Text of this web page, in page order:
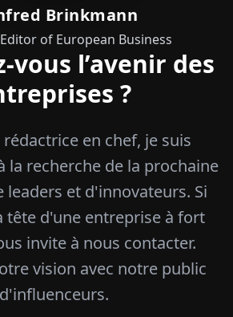
Brinkmann
of European Business
vous l’avenir des
?
en chef, je suis
la recherche de la prochaine
leaders et d'innovateurs. Si
tête d'une entreprise à fort
invite à nous contacter.
vision avec notre public
d'influenceurs.